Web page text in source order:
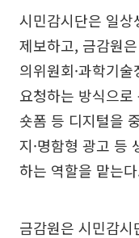
시민감시단은 일
제보하고, 금감원
의위원회·과학기
요청하는 방식으로
숏폼 등 디지털을
지·명함형 광고 등
하는 역할을 맡는
금감원은 시민감